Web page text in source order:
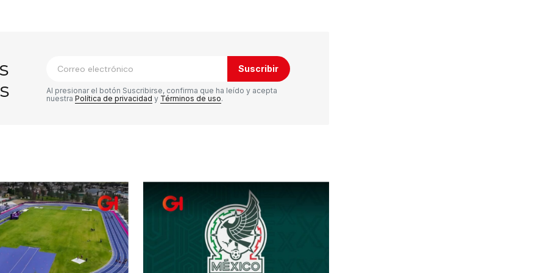
la
Suscribir
Al presionar el botón Suscribirse, confirma que ha leído y acepta
nuestra Política de privacidad y Términos de uso.